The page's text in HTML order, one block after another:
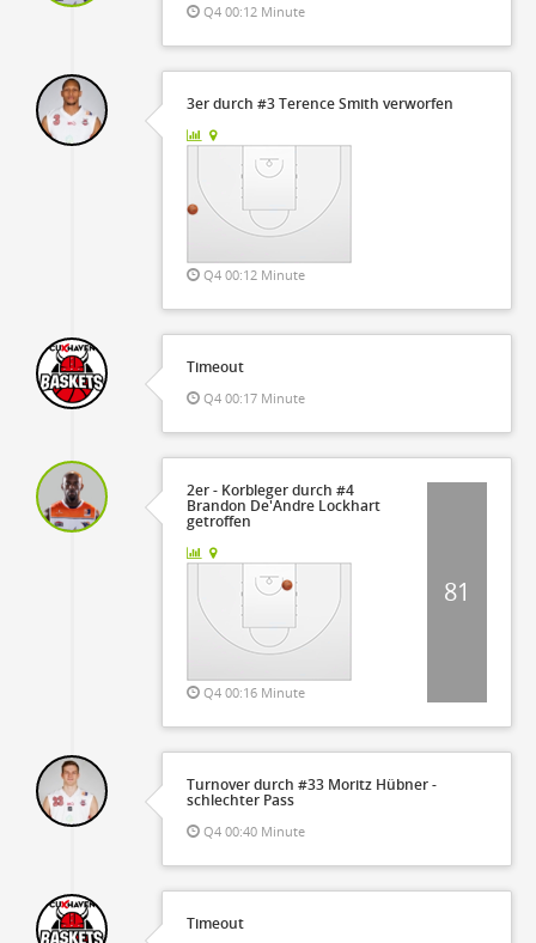
Q4 00:12 Minute
3er durch #3 Terence Smith verworfen
Q4 00:12 Minute
Timeout
Q4 00:17 Minute
2er - Korbleger durch #4
Brandon De'Andre Lockhart
getroffen
Q4 00:16 Minute
81
Turnover durch #33 Moritz Hübner -
schlechter Pass
Q4 00:40 Minute
Timeout